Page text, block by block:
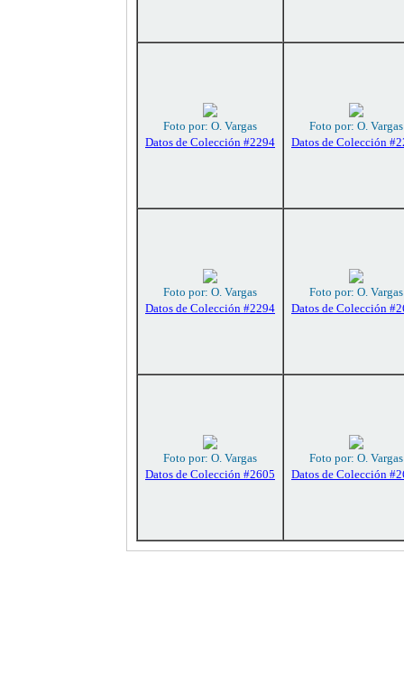
Foto por: O. Vargas
Datos de Colección #2294
Foto por: O. Vargas
Datos de Colección
Foto por: O. Vargas
Datos de Colección #2294
Foto por: O. Vargas
Datos de Colección
Foto por: O. Vargas
Datos de Colección #2605
Foto por: O. Vargas
Datos de Colección